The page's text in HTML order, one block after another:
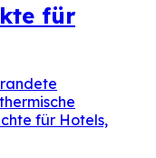
für
für Hotels,